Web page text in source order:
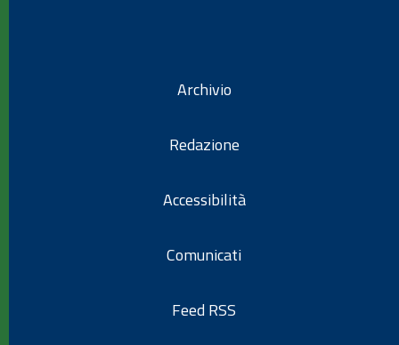
Archivio
Redazione
Accessibilità
Comunicati
Feed RSS